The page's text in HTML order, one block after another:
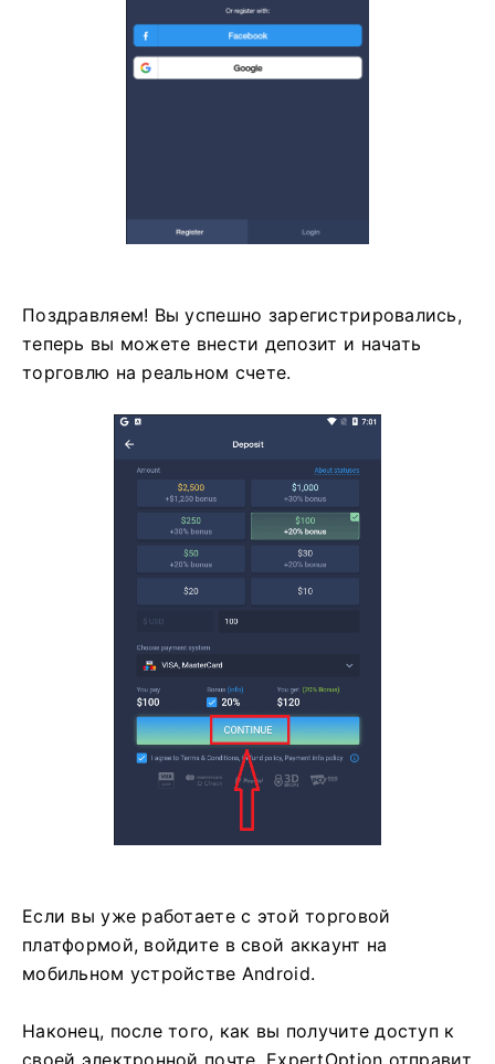
Поздравляем! Вы успешно зарегистрировались,
теперь вы можете внести депозит и начать
торговлю на реальном счете.
Если вы уже работаете с этой торговой
платформой, войдите в свой аккаунт на
мобильном устройстве Android.
Наконец, после того, как вы получите доступ к
своей электронной почте, ExpertOption отправит